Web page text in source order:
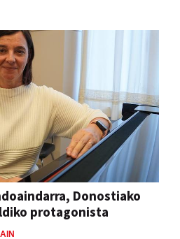
Donostiako
protagonista